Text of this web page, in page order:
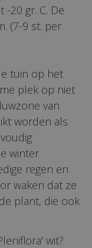
20 gr. C. De
(7-9 st. per
tuin op het
plek op niet
van
worden als
winter
regen en
waken dat ze
plant, die ook
wit?